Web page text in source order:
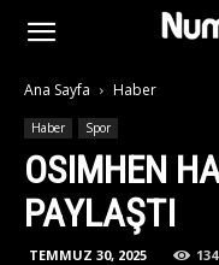
Ana Sayfa Haber
Haber Spor
OSIMHEN
PAYLAŞTI
TEMMUZ 30, 2025 134